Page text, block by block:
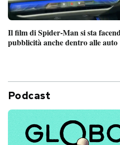
Il film di Spider-Man si sta
pubblicità anche dentro alle auto
Podcast